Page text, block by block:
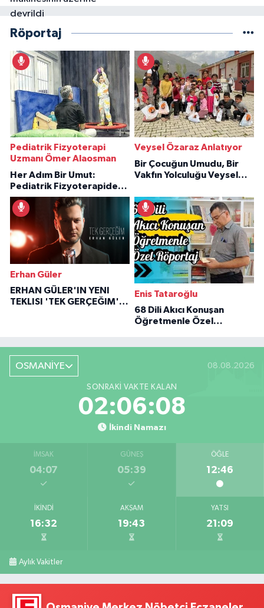
Röportaj
Pediatrik Fizyoterapi
Uzmanı Ömer Alaosman
Her Adım Bir Umut:
Pediatrik Fizyoterapiden
İlham Veren Hikâyeler
Veysel Özaraz Anlatıyor
Bir Çocuğun Umudu, Bir
Vakfın Yolculuğu Veysel
Erhan Güler
ERHAN GÜLER'IN YENI
TEKLISI 'TEK GERÇEĞIM'LE
Enis Tataroğlu
68 Dili Akıcı Konuşan
Öğretmenle Özel
OSMANİYE 08.08.2026
SONRAKI VAKTE KALAN
02:06:07
İkindi Namazı
İMSAK
04:07
GÜNEŞ
05:39
ÖĞLE
12:46
İKINDI
16:32
AKŞAM
19:43
YATSI
21:09
Aylık Vakitler